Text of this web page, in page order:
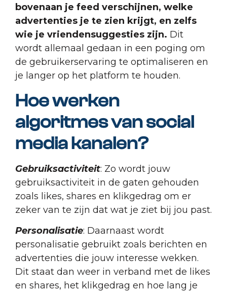
bovenaan je feed verschijnen, welke
advertenties je te zien krijgt, en zelfs
wie je vriendensuggesties zijn. Dit
wordt allemaal gedaan in een poging om
de gebruikerservaring te optimaliseren en
je langer op het platform te houden.
Hoe werken
algoritmes van social
media kanalen?
Gebruiksactiviteit: Zo wordt jouw
gebruiksactiviteit in de gaten gehouden
zoals likes, shares en klikgedrag om er
zeker van te zijn dat wat je ziet bij jou past.
Personalisatie: Daarnaast wordt
personalisatie gebruikt zoals berichten en
advertenties die jouw interesse wekken.
Dit staat dan weer in verband met de likes
en shares, het klikgedrag en hoe lang je